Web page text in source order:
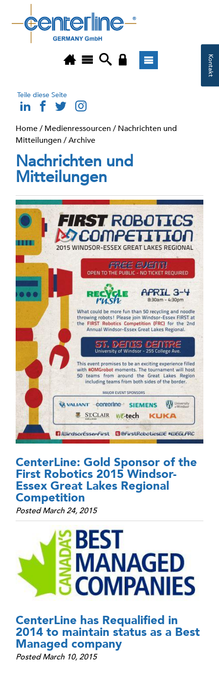
Kontakt
Teile diese Seite
Home/ Medienressourcen / Nachrichten und
Mitteilungen /Archive
Nachrichten und
Mitteilungen
CenterLine: Gold Sponsor of the
First Robotics 2015 Windsor-
Essex Great Lakes Regional
Competition
Posted March 24, 2015
CenterLine has Requalified in
2014 to maintain status as a Best
Managed company
Posted March 10, 2015